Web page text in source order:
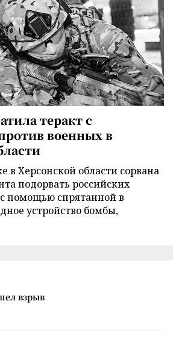
теракт с
военных в
в Херсонской области сорвана
подорвать российских
помощью спрятанной в
устройство бомбы,
взрыв